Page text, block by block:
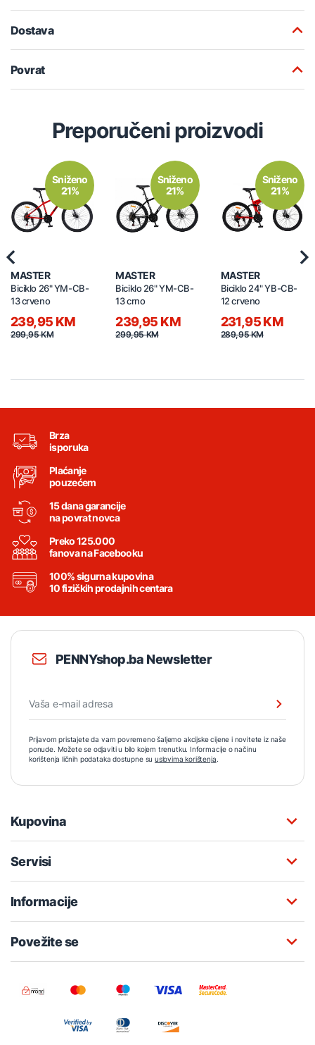
Dostava
Povrat
Preporučeni proizvodi
Sniženo
21%
MASTER
Biciklo 26" YM-CB-
13 crveno
239,95 KM
299,95 KM
Sniženo
21%
MASTER
Biciklo 26" YM-CB-
13 crno
239,95 KM
299,95 KM
Sniženo
21%
MASTER
Biciklo 24" YB-CB-
12 crveno
231,95 KM
289,95 KM
Previous
Brza
isporuka
Plaćanje
pouzećem
15 dana garancije
na povrat novca
Preko 125.000
fanova na Facebooku
100% sigurna kupovina
10 fizičkih prodajnih centara
PENNYshop.ba Newsletter
Prijavom pristajete da vam povremeno šaljemo akcijske cijene i novitete iz naše
ponude. Možete se odjaviti u bilo kojem trenutku. Informacije o načinu
korištenja ličnih podataka dostupne su uslovima korištenja.
Kupovina
Servisi
Informacije
Povežite se